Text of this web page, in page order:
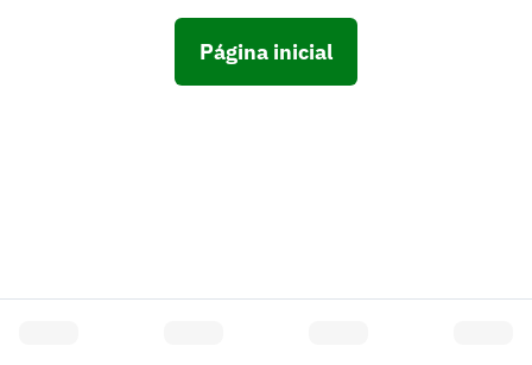
Página inicial